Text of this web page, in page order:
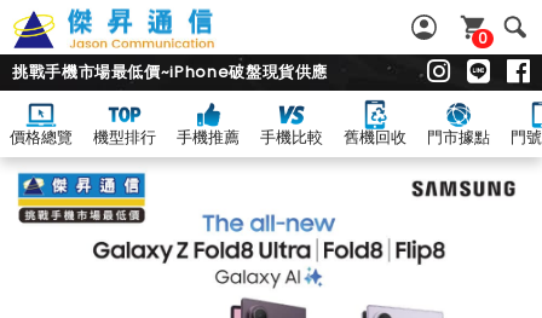
0
挑戰手機市場最低價~iPhone破盤現貨供應
價格總覽 機型排行 手機推薦 手機比較 舊機回收 門市據點 門